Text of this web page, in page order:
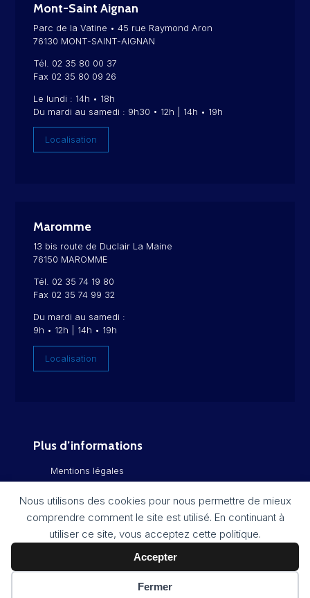
Nous utilisons des cookies pour nous permettre de mieux
comprendre comment le site est utilisé. En continuant à
utiliser ce site, vous acceptez cette politique.
Accepter
Fermer
Mont-Saint Aignan
Parc de la Vatine • 45 rue Raymond Aron
76130 MONT-SAINT-AIGNAN
Tél. 02 35 80 00 37
Fax 02 35 80 09 26
Le lundi : 14h • 18h
Du mardi au samedi : 9h30 • 12h | 14h • 19h
Localisation
Maromme
13 bis route de Duclair La Maine
76150 MAROMME
Tél. 02 35 74 19 80
Fax 02 35 74 99 32
Du mardi au samedi :
9h • 12h | 14h • 19h
Localisation
Plus d’informations
Mentions légales
Politique de confidentialité
Flux RSS
Plan du site
Réalisation :Imagospirit